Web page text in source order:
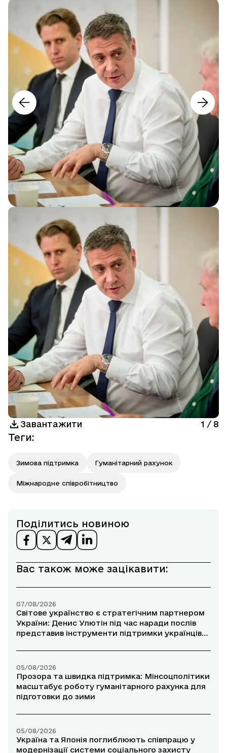
Завантажити 1 / 8
Теги:
Зимова підтримка Гуманітарний рахунок
Міжнародне співробітництво
Поділитись новиною
Вас також може зацікавити:
07/08/2026
Світове українство є стратегічним партнером
України: Денис Улютін під час наради послів
представив інструменти підтримки українців
05/08/2026
Прозора та швидка підтримка: Мінсоцполітики
масштабує роботу гуманітарного рахунка для
підготовки до зими
05/08/2026
Україна та Японія поглиблюють співпрацю у
модернізації системи соціального захисту